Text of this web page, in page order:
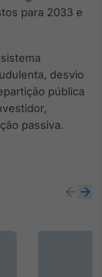
para 2033 e
desvio
pública
passiva.